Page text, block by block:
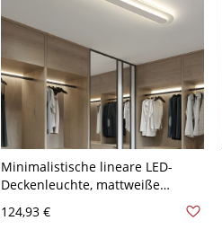
Minimalistische lineare LED-
Deckenleuchte, mattweiße
niedrige Decken - 110V-120V
124,93 €